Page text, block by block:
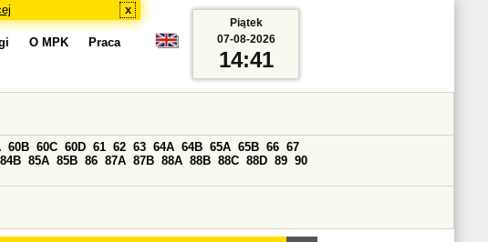
x
O MPK Praca
60B 60C 60D 61 62 63 64A 64B 65A 65B 66 67
84B 85A 85B 86 87A 87B 88A 88B 88C 88D 89 90
Piątek
07-08-2026
14:41